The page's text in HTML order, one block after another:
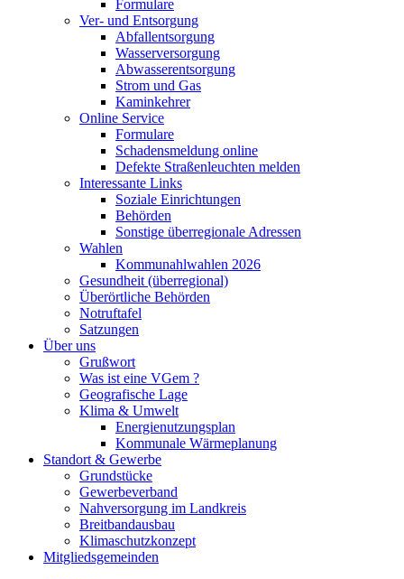
Formulare
Ver- und Entsorgung
Abfallentsorgung
Wasserversorgung
Abwasserentsorgung
Strom und Gas
Kaminkehrer
Online Service
Formulare
Schadensmeldung online
Defekte Straßenleuchten melden
Interessante Links
Soziale Einrichtungen
Behörden
Sonstige überregionale Adressen
Wahlen
Kommunahlwahlen 2026
Gesundheit (überregional)
Überörtliche Behörden
Notruftafel
Satzungen
Über uns
Grußwort
Was ist eine VGem ?
Geografische Lage
Klima & Umwelt
Energienutzungsplan
Kommunale Wärmeplanung
Standort & Gewerbe
Grundstücke
Gewerbeverband
Nahversorgung im Landkreis
Breitbandausbau
Klimaschutzkonzept
Mitgliedsgemeinden